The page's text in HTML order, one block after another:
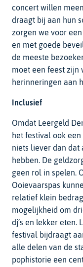
concert willen
draagt bij aan hun
zorgen we voor
en met goede
de meeste
moet een feest zijn
herinneringen aan
Inclusief
Omdat Leergeld
het festival ook
niets liever dan dat
hebben. De
geen rol in spelen.
Ooievaarspas
relatief klein
mogelijkheid om
dj’s en lekker eten.
festival bijdraagt
alle delen van de
pophistorie een